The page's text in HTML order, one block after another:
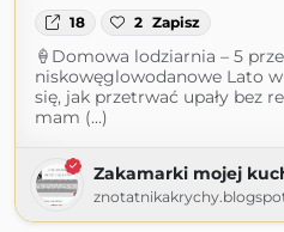
18 2 Zapisz
🍦Domowa lodziarnia – 5
niskowęglowodanowe Lato w
się, jak przetrwać upały bez
mam (...)
Zakamarki mojej